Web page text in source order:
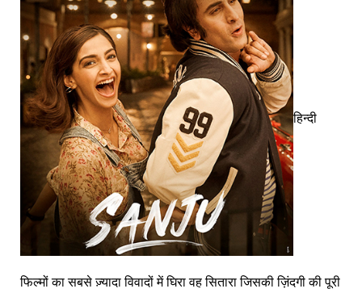
हिन्दी
फिल्मों का सबसे ज़्यादा विवादों में घिरा वह सितारा जिसकी ज़िंदगी की पूरी